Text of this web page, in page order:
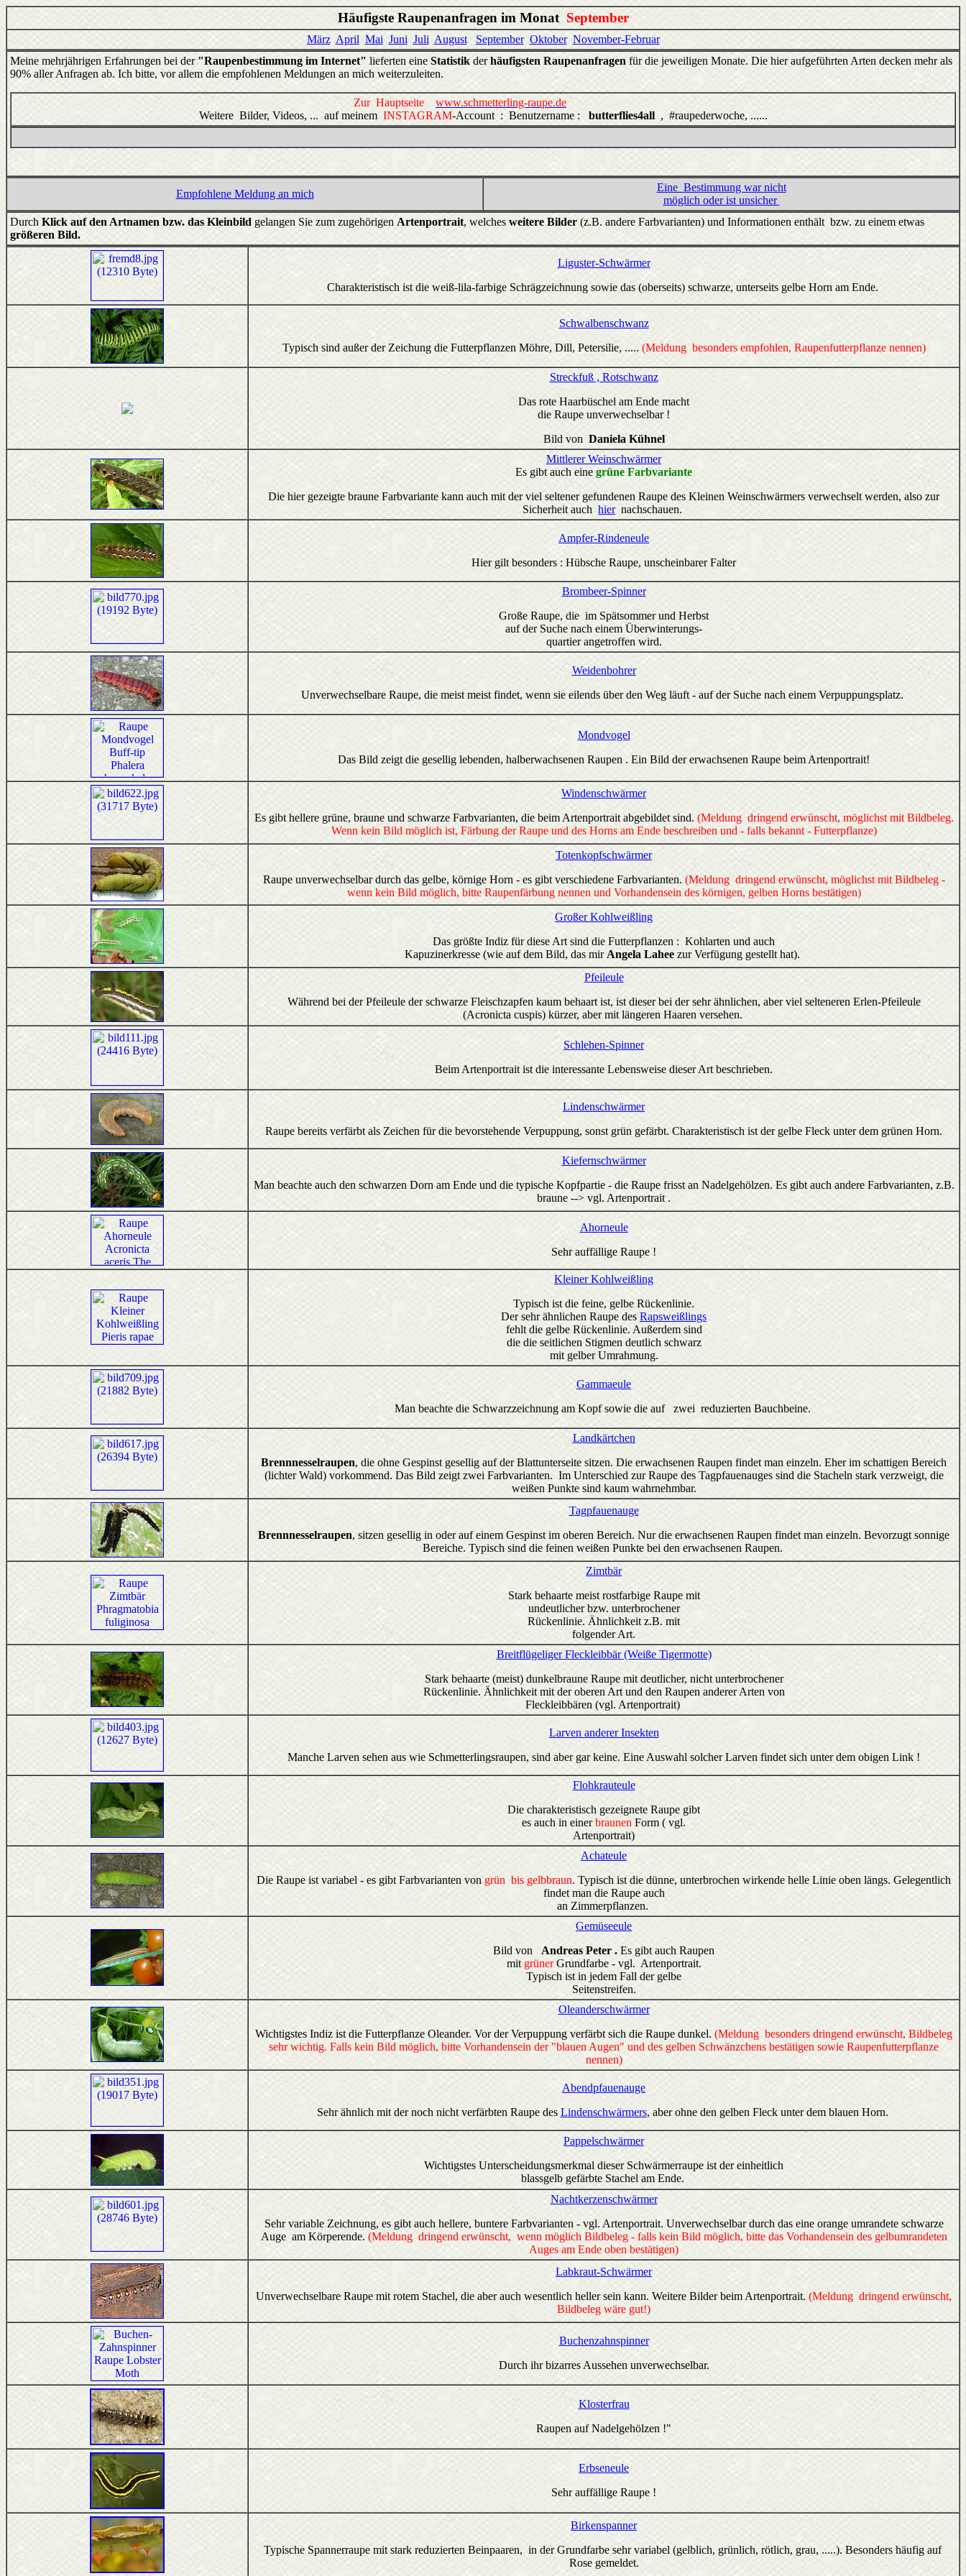
Häufigste Raupenanfragen im Monat September
März April Mai Juni Juli August September Oktober November-Februar
Meine mehrjährigen Erfahrungen bei der "Raupenbestimmung im Internet" lieferten eine Statistik derhäufigsten Raupenanfragen für die jeweiligen Monate. Die hier aufgeführten Arten decken mehr als
90% aller Anfragen ab. Ich bitte, vor allem die empfohlenen Meldungen an mich weiterzuleiten.
Zur Hauptseite www.schmetterling-raupe.de
Weitere Bilder, Videos, ... auf meinem INSTAGRAM-Account : Benutzername : butterflies4all, #raupederwoche, ......
Empfohlene Meldung an mich
Eine Bestimmung war nicht
möglich oder ist unsicher
Durch Klick auf den Artnamen bzw. das Kleinbild gelangen Sie zum zugehörigen Artenportrait, welches weitere Bilder (z.B. andere Farbvarianten) und Informationen enthält bzw. zu einem etwas
größeren Bild.
Liguster-Schwärmer
Charakteristisch ist die weiß-lila-farbige Schrägzeichnung sowie das (oberseits) schwarze, unterseits gelbe Horn am Ende.
Schwalbenschwanz
Typisch sind außer der Zeichung die Futterpflanzen Möhre, Dill, Petersilie, ..... (Meldung besonders empfohlen, Raupenfutterpflanze nennen)
Streckfuß , Rotschwanz
Das rote Haarbüschel am Ende macht
die Raupe unverwechselbar !
Bild von Daniela Kühnel
Mittlerer Weinschwärmer
Es gibt auch einegrüne Farbvariante
Die hier gezeigte braune Farbvariante kann auch mit der viel seltener gefundenen Raupe des Kleinen Weinschwärmers verwechselt werden, also zur
Sicherheit auch hiernachschauen.
Ampfer-Rindeneule
Hier gilt besonders : Hübsche Raupe, unscheinbarer Falter
Brombeer-Spinner
Große Raupe, die im Spätsommer und Herbst
auf der Suche nach einem Überwinterungs-
quartier angetroffen wird.
Weidenbohrer
Unverwechselbare Raupe, die meist meist findet, wenn sie eilends über den Weg läuft - auf der Suche nach einem Verpuppungsplatz.
Mondvogel
Das Bild zeigt die gesellig lebenden, halberwachsenen Raupen . Ein Bild der erwachsenen Raupe beim Artenportrait!
Windenschwärmer
Es gibt hellere grüne, braune und schwarze Farbvarianten, die beim Artenportrait abgebildet sind. (Meldung dringend erwünscht, möglichst mit Bildbeleg.
Wenn kein Bild möglich ist, Färbung der Raupe und des Horns am Ende beschreiben und - falls bekannt - Futterpflanze)
Totenkopfschwärmer
Raupe unverwechselbar durch das gelbe, körnige Horn - es gibt verschiedene Farbvarianten. (Meldung dringend erwünscht, möglichst mit Bildbeleg -
wenn kein Bild möglich, bitte Raupenfärbung nennen und Vorhandensein des körnigen, gelben Horns bestätigen)
Großer Kohlweißling
Das größte Indiz für diese Art sind die Futterpflanzen : Kohlarten und auch
Kapuzinerkresse (wie auf dem Bild, das mir Angela Lahee zur Verfügung gestellt hat).
Pfeileule
Während bei der Pfeileule der schwarze Fleischzapfen kaum behaart ist, ist dieser bei der sehr ähnlichen, aber viel selteneren Erlen-Pfeileule
(Acronicta cuspis) kürzer, aber mit längeren Haaren versehen.
Schlehen-Spinner
Beim Artenportrait ist die interessante Lebensweise dieser Art beschrieben.
Lindenschwärmer
Raupe bereits verfärbt als Zeichen für die bevorstehende Verpuppung, sonst grün gefärbt. Charakteristisch ist der gelbe Fleck unter dem grünen Horn.
Kiefernschwärmer
Man beachte auch den schwarzen Dorn am Ende und die typische Kopfpartie - die Raupe frisst an Nadelgehölzen. Es gibt auch andere Farbvarianten, z.B.
braune --> vgl. Artenportrait .
Ahorneule
Sehr auffällige Raupe !
Kleiner Kohlweißling
Typisch ist die feine, gelbe Rückenlinie.
Der sehr ähnlichen Raupe des Rapsweißlings
fehlt die gelbe Rückenlinie. Außerdem sind
die die seitlichen Stigmen deutlich schwarz
mit gelber Umrahmung.
Gammaeule
Man beachte die Schwarzzeichnung am Kopf sowie die auf zwei reduzierten Bauchbeine.
Landkärtchen
Brennnesselraupen, die ohne Gespinst gesellig auf der Blattunterseite sitzen. Die erwachsenen Raupen findet man einzeln. Eher im schattigen Bereich
(lichter Wald) vorkommend. Das Bild zeigt zwei Farbvarianten. Im Unterschied zur Raupe des Tagpfauenauges sind die Stacheln stark verzweigt, die
weißen Punkte sind kaum wahrnehmbar.
Tagpfauenauge
Brennnesselraupen, sitzen gesellig in oder auf einem Gespinst im oberen Bereich. Nur die erwachsenen Raupen findet man einzeln. Bevorzugt sonnige
Bereiche. Typisch sind die feinen weißen Punkte bei den erwachsenen Raupen.
Zimtbär
Stark behaarte meist rostfarbige Raupe mit
undeutlicher bzw. unterbrochener
Rückenlinie. Ähnlichkeit z.B. mit
folgender Art.
Breitflügeliger Fleckleibbär (Weiße Tigermotte)
Stark behaarte (meist) dunkelbraune Raupe mit deutlicher, nicht unterbrochener
Rückenlinie. Ähnlichkeit mit der oberen Art und den Raupen anderer Arten von
Fleckleibbären (vgl. Artenportrait)
Larven anderer Insekten
Manche Larven sehen aus wie Schmetterlingsraupen, sind aber gar keine. Eine Auswahl solcher Larven findet sich unter dem obigen Link !
Flohkrauteule
Die charakteristisch gezeignete Raupe gibt
es auch in einerbraunen Form ( vgl.
Artenportrait)
Achateule
Die Raupe ist variabel - es gibt Farbvarianten von grün bis gelbbraun. Typisch ist die dünne, unterbrochen wirkende helle Linie oben längs. Gelegentlich
findet man die Raupe auch
an Zimmerpflanzen.
Gemüseeule
Bild von Andreas Peter . Es gibt auch Raupen
mit grünerGrundfarbe - vgl. Artenportrait.
Typisch ist in jedem Fall der gelbe
Seitenstreifen.
Oleanderschwärmer
Wichtigstes Indiz ist die Futterpflanze Oleander. Vor der Verpuppung verfärbt sich die Raupe dunkel. (Meldung besonders dringend erwünscht, Bildbeleg
sehr wichtig. Falls kein Bild möglich, bitte Vorhandensein der "blauen Augen" und des gelben Schwänzchens bestätigen sowie Raupenfutterpflanze
nennen)
Abendpfauenauge
Sehr ähnlich mit der noch nicht verfärbten Raupe des Lindenschwärmers, aber ohne den gelben Fleck unter dem blauen Horn.
Pappelschwärmer
Wichtigstes Unterscheidungsmerkmal dieser Schwärmerraupe ist der einheitlich
blassgelb gefärbte Stachel am Ende.
Nachtkerzenschwärmer
Sehr variable Zeichnung, es gibt auch hellere, buntere Farbvarianten - vgl. Artenportrait. Unverwechselbar durch das eine orange umrandete schwarze
Auge am Körperende. (Meldung dringend erwünscht, wenn möglich Bildbeleg - falls kein Bild möglich, bitte das Vorhandensein des gelbumrandeten
Auges am Ende oben bestätigen)
Labkraut-Schwärmer
Unverwechselbare Raupe mit rotem Stachel, die aber auch wesentlich heller sein kann. Weitere Bilder beim Artenportrait. (Meldung dringend erwünscht,
Bildbeleg wäre gut!)
Buchenzahnspinner
Durch ihr bizarres Aussehen unverwechselbar.
Klosterfrau
Raupen auf Nadelgehölzen !"
Erbseneule
Sehr auffällige Raupe !
Birkenspanner
Typische Spannerraupe mit stark reduzierten Beinpaaren, in der Grundfarbe sehr variabel (gelblich, grünlich, rötlich, grau, .....). Besonders häufig auf
Rose gemeldet.